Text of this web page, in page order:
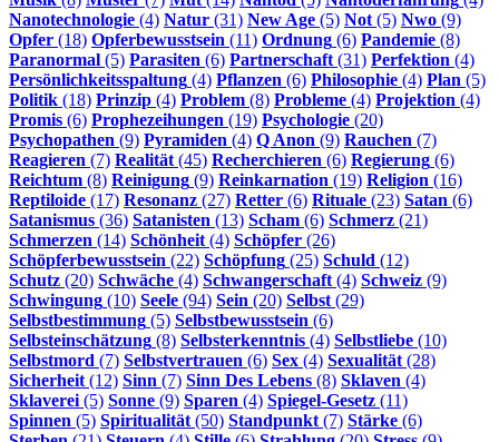
Nanotechnologie (4) Natur (31) New Age (5) Not (5) Nwo (9)
Opfer (18) Opferbewusstsein (11) Ordnung (6) Pandemie (8)
Paranormal (5) Parasiten (6) Partnerschaft (31) Perfektion (4)
Persönlichkeitsspaltung (4) Pflanzen (6) Philosophie (4) Plan (5)
Politik (18) Prinzip (4) Problem (8) Probleme (4) Projektion (4)
Promis (6) Prophezeihungen (19) Psychologie (20)
Psychopathen (9) Pyramiden (4) Q Anon (9) Rauchen (7)
Reagieren (7) Realität (45) Recherchieren (6) Regierung (6)
Reichtum (8) Reinigung (9) Reinkarnation (19) Religion (16)
Reptiloide (17) Resonanz (27) Retter (6) Rituale (23) Satan (6)
Satanismus (36) Satanisten (13) Scham (6) Schmerz (21)
Schmerzen (14) Schönheit (4) Schöpfer (26)
Schöpferbewusstsein (22) Schöpfung (25) Schuld (12)
Schutz (20) Schwäche (4) Schwangerschaft (4) Schweiz (9)
Schwingung (10) Seele (94) Sein (20) Selbst (29)
Selbstbestimmung (5) Selbstbewusstsein (6)
Selbsteinschätzung (8) Selbsterkenntnis (4) Selbstliebe (10)
Selbstmord (7) Selbstvertrauen (6) Sex (4) Sexualität (28)
Sicherheit (12) Sinn (7) Sinn Des Lebens (8) Sklaven (4)
Sklaverei (5) Sonne (9) Sparen (4) Spiegel-Gesetz (11)
Spinnen (5) Spiritualität (50) Standpunkt (7) Stärke (6)